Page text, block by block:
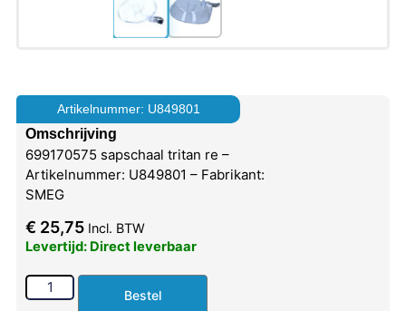
Artikelnummer: U849801
Omschrijving
699170575 sapschaal tritan re –
Artikelnummer: U849801 – Fabrikant:
SMEG
€ 25,75 Incl. BTW
Levertijd: Direct leverbaar
Bestel